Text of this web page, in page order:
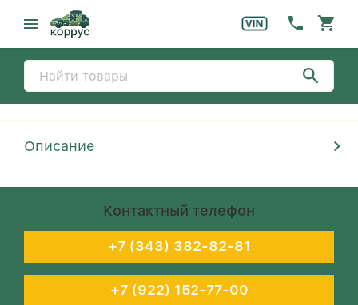
Описание
Контактный телефон
+7 (343) 382-82-81
+7 (922) 152-77-00